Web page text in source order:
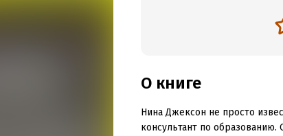
О книге
Нина Джексон не просто
консультант по